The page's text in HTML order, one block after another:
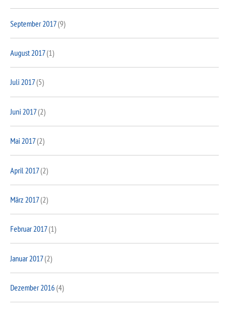
September 2017(9)
August 2017(1)
Juli 2017(5)
Juni 2017(2)
Mai 2017(2)
April 2017(2)
März 2017(2)
Februar 2017(1)
Januar 2017(2)
Dezember 2016(4)